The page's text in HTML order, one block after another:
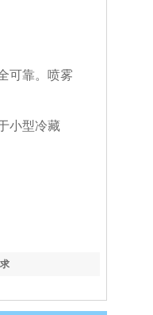
可靠。喷雾
小型冷藏